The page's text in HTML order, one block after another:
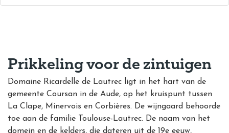
Prikkeling voor de zintuigen
Domaine Ricardelle de Lautrec ligt in het hart van de
gemeente Coursan in de Aude, op het kruispunt tussen
La Clape, Minervois en Corbières. De wijngaard
behoorde
toe aan de familie Toulouse-Lautrec. De naam van het
domein en de kelders, die dateren uit de 19e eeuw,